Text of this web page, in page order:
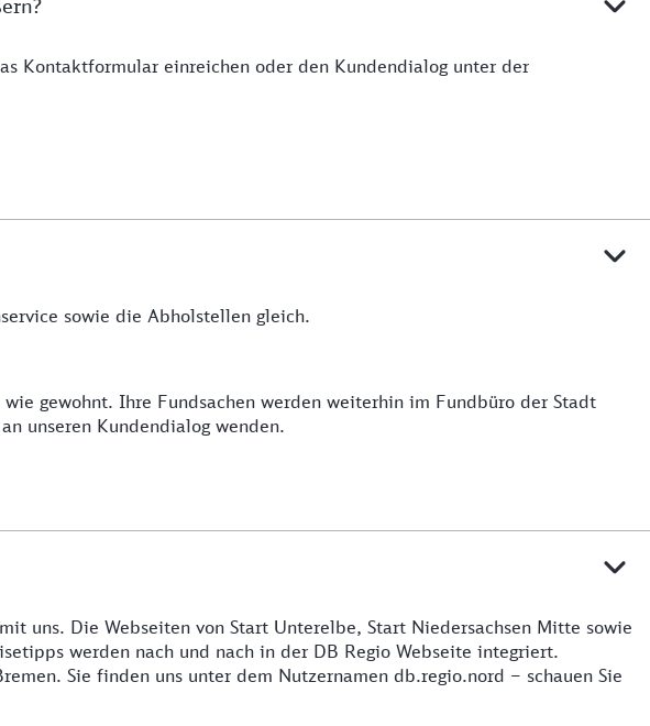
Kontaktformular einreichen oder den Kundendialog unter der
sowie die Abholstellen gleich.
gewohnt. Ihre Fundsachen werden weiterhin im Fundbüro der Stadt
unseren Kundendialog wenden.
uns. Die Webseiten von Start Unterelbe, Start Niedersachsen Mitte sowie
werden nach und nach in der DB Regio Webseite integriert.
Sie finden uns unter dem Nutzernamen db.regio.nord – schauen Sie